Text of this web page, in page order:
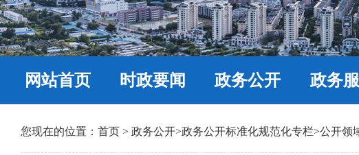
网站首页 时政要闻 政务公开 政务
您现在的位置： 首页 > 政务公开>政务公开标准化规范化专栏>公开领